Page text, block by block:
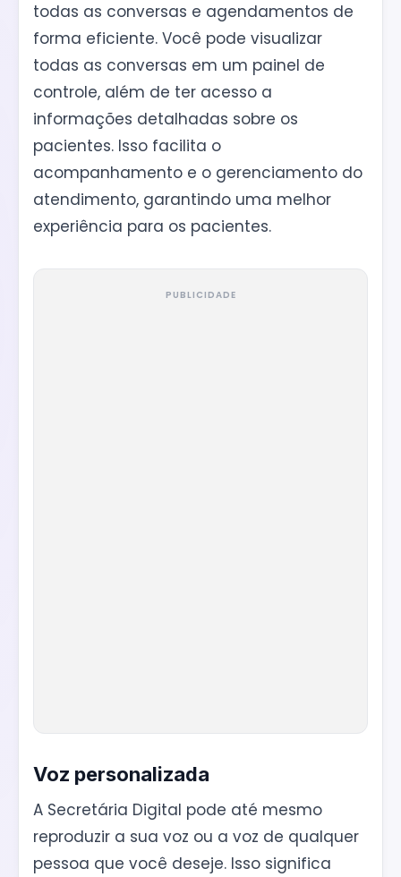
todas as conversas e agendamentos de
forma eficiente. Você pode visualizar
todas as conversas em um painel de
controle, além de ter acesso a
informações detalhadas sobre os
pacientes. Isso facilita o
acompanhamento e o gerenciamento do
atendimento, garantindo uma melhor
experiência para os pacientes.
Voz personalizada
A Secretária Digital pode até mesmo
reproduzir a sua voz ou a voz de qualquer
pessoa que você deseje. Isso significa